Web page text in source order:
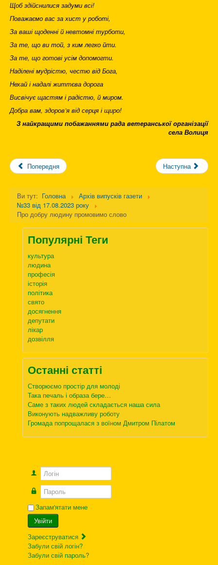
Щоб здійснилися задуми всі!
Поважаємо вас за хист у роботі,
За ваші щоденні й невтомні турботи,
За те, що ви той, з ким легко йти.
За те, що готові усім допомогти.
Наділені мудрістю, честю від Бога,
Нехай і надалі життєва дорога
Висвічує щастям і радістю, й миром.
Добра вам, здоров’я від серця і щиро!
З найкращими побажаннями рада ветеранської організації
села Волиця
Попередня Наступна
Ви тут: Головна
Архів випусків газети
№33 від 17.08.2023 року
Про добру людину промовимо слово
Популярні Теги
культура
людина
професія
історія
політика
свято
досягнення
депутати
лікар
дозвілля
Останні статті
Створюємо простір для молоді
Така печаль і образа бере…
Саме з таких людей складається наша сила
Виконують надважливу роботу
Громада попрощалася з воїном Дмитром Пілатом
Логін
Пароль
Запам'ятати мене
Увійти
Зареєструватися
Забули свій логін?
Забули свій пароль?